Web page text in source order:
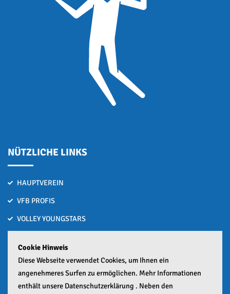
NÜTZLICHE LINKS
HAUPTVEREIN
VFB PROFIS
VOLLEY YOUNGSTARS
Bronze nach Hitzeschlacht bei den Deutschen U15-Beachvolleyball
Meisterschaften
01. Juli 2026
Cookie Hinweis
Diese Webseite verwendet Cookies, um Ihnen ein
angenehmeres Surfen zu ermöglichen. Mehr Informationen
enthält unsere Datenschutzerklärung . Neben den